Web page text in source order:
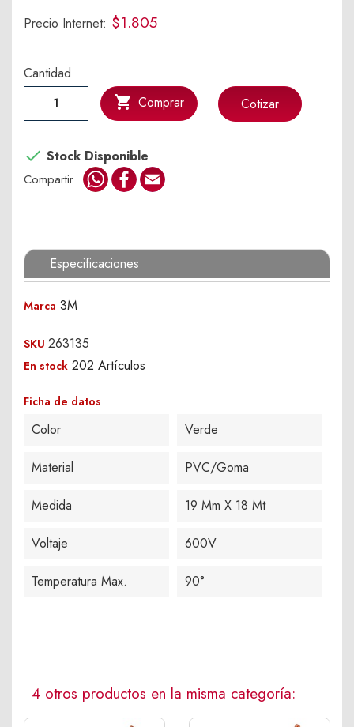
Precio Internet: $1.805
Cantidad
 Comprar
 Stock Disponible
Cotizar
Compartir WhatsApp
Facebook
Especificaciones
Marca 3M
SKU 263135
En stock 202 Artículos
Ficha de datos
Color Verde
Material PVC/Goma
Medida 19 Mm X 18 Mt
Voltaje 600V
Temperatura Max. 90°
4 otros productos en la misma categoría: